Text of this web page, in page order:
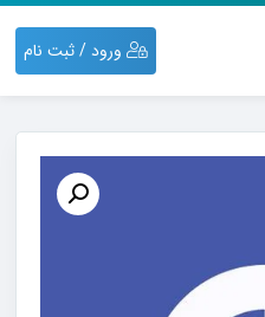
ورود / ثبت نام